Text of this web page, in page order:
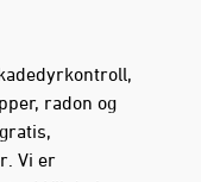
radon og
Vi er